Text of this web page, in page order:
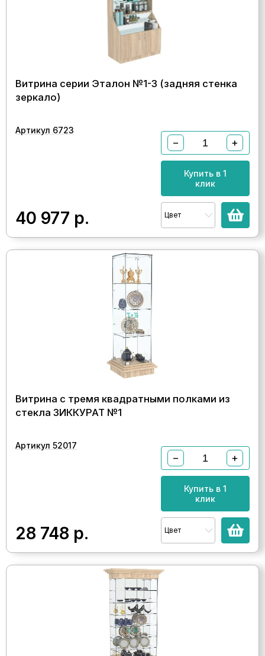
Витрина серии Эталон №1-3 (задняя стенка
зеркало)
Артикул 6723
40 977 р.
− +
Купить в 1
клик
Цвет
Витрина с тремя квадратными полками из
стекла ЗИККУРАТ №1
Артикул 52017
28 748 р.
− +
Купить в 1
клик
Цвет